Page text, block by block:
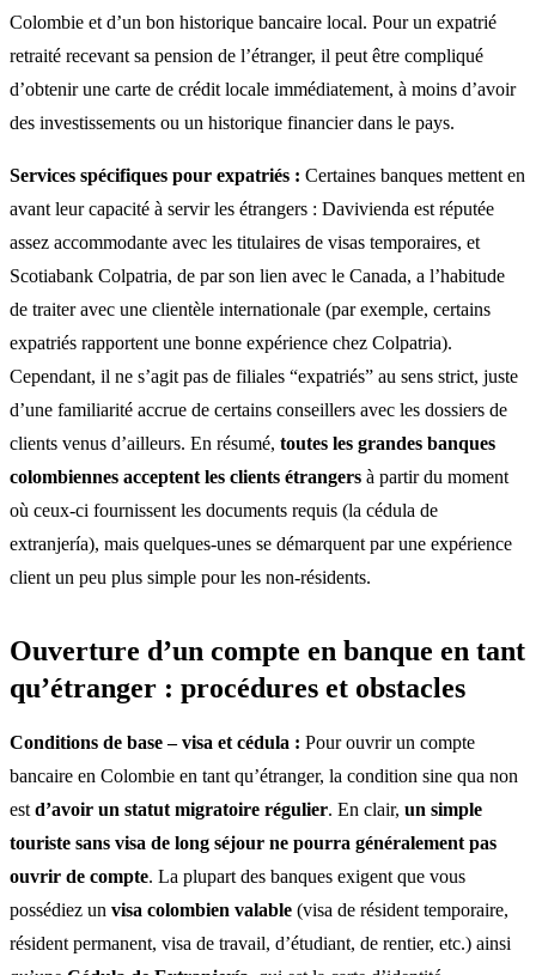
Colombie et d’un bon historique bancaire local. Pour un expatrié
retraité recevant sa pension de l’étranger, il peut être compliqué
d’obtenir une carte de crédit locale immédiatement, à moins d’avoir
des investissements ou un historique financier dans le pays.
Services spécifiques pour expatriés : Certaines banques mettent en
avant leur capacité à servir les étrangers : Davivienda est réputée
assez accommodante avec les titulaires de visas temporaires, et
Scotiabank Colpatria, de par son lien avec le Canada, a l’habitude
de traiter avec une clientèle internationale (par exemple, certains
expatriés rapportent une bonne expérience chez Colpatria).
Cependant, il ne s’agit pas de filiales “expatriés” au sens strict, juste
d’une familiarité accrue de certains conseillers avec les dossiers de
clients venus d’ailleurs. En résumé, toutes les grandes banques
colombiennes acceptent les clients étrangers à partir du moment
où ceux-ci fournissent les documents requis (la cédula de
extranjería), mais quelques-unes se démarquent par une expérience
client un peu plus simple pour les non-résidents.
Ouverture d’un compte en banque en tant
qu’étranger : procédures et obstacles
Conditions de base – visa et cédula : Pour ouvrir un compte
bancaire en Colombie en tant qu’étranger, la condition sine qua non
est d’avoir un statut migratoire régulier. En clair, un simple
touriste sans visa de long séjour ne pourra généralement pas
ouvrir de compte. La plupart des banques exigent que vous
possédiez un visa colombien valable (visa de résident temporaire,
résident permanent, visa de travail, d’étudiant, de rentier, etc.) ainsi